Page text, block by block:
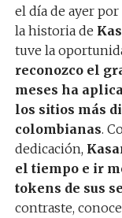
el día de ayer
la historia de
tuve la
reconozco el
meses ha
los sitios más
colombianas.
dedicación,
el tiempo e ir
tokens de sus
contraste,